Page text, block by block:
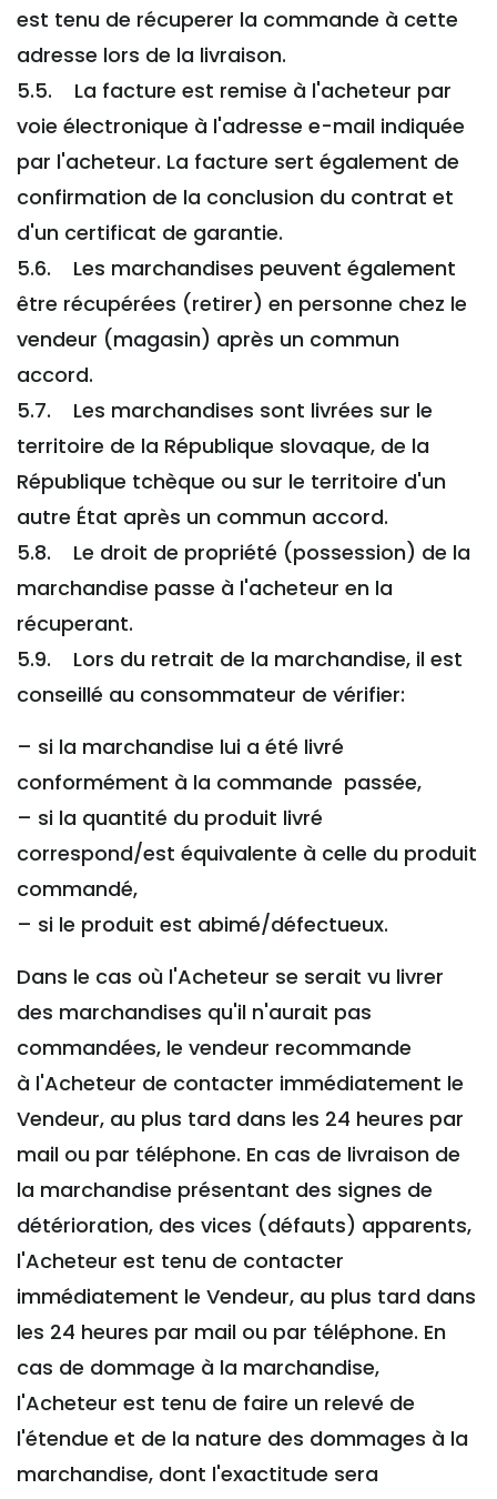
est tenu de récuperer la commande à cette
adresse lors de la livraison.
5.5. La facture est remise à l'acheteur par
voie électronique à l'adresse e-mail indiquée
par l'acheteur. La facture sert également de
confirmation de la conclusion du contrat et
d'un certificat de garantie.
5.6. Les marchandises peuvent également
être récupérées (retirer) en personne chez le
vendeur (magasin) après un commun
accord.
5.7. Les marchandises sont livrées sur le
territoire de la République slovaque, de la
République tchèque ou sur le territoire d'un
autre État après un commun accord.
5.8. Le droit de propriété (possession) de la
marchandise passe à l'acheteur en la
récuperant.
5.9. Lors du retrait de la marchandise, il est
conseillé au consommateur de vérifier:
– si la marchandise lui a été livré
conformément à la commande passée,
– si la quantité du produit livré
correspond/est équivalente à celle du produit
commandé,
– si le produit est abimé/défectueux.
Dans le cas où l'Acheteur se serait vu livrer
des marchandises qu'il n'aurait pas
commandées, le vendeur recommande
à l'Acheteur de contacter immédiatement le
Vendeur, au plus tard dans les 24 heures par
mail ou par téléphone. En cas de livraison de
la marchandise présentant des signes de
détérioration, des vices (défauts) apparents,
l'Acheteur est tenu de contacter
immédiatement le Vendeur, au plus tard dans
les 24 heures par mail ou par téléphone. En
cas de dommage à la marchandise,
l'Acheteur est tenu de faire un relevé de
l'étendue et de la nature des dommages à la
marchandise, dont l'exactitude sera